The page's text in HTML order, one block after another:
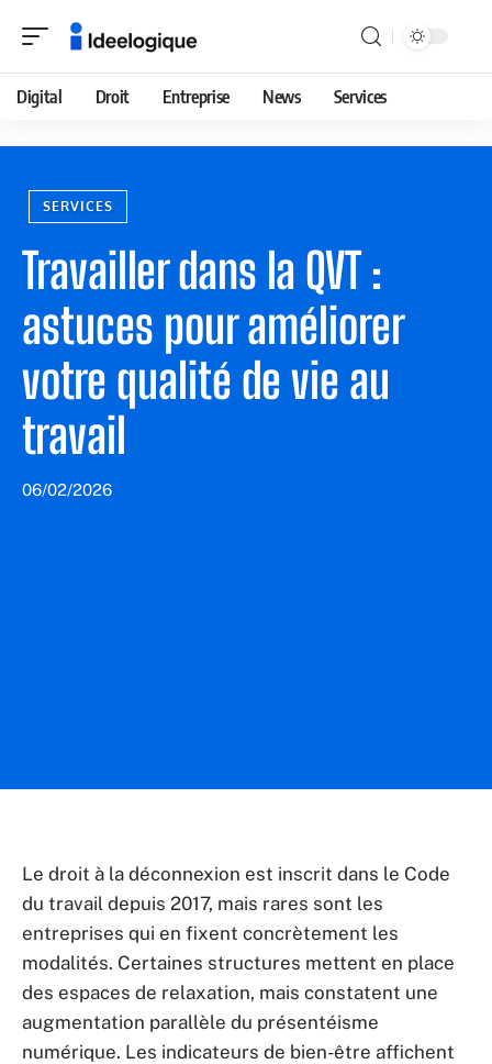
Digital Droit Entreprise News Services
SERVICES
Travailler dans la QVT :
astuces pour améliorer
votre qualité de vie au
travail
06/02/2026
Le droit à la déconnexion est inscrit dans le Code
du travail depuis 2017, mais rares sont les
entreprises qui en fixent concrètement les
modalités. Certaines structures mettent en place
des espaces de relaxation, mais constatent une
augmentation parallèle du présentéisme
numérique. Les indicateurs de bien-être affichent